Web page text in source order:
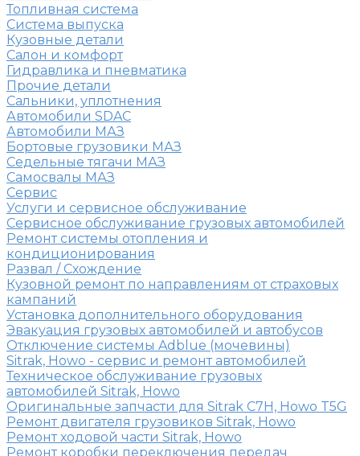
Топливная система
Система выпуска
Кузовные детали
Салон и комфорт
Гидравлика и пневматика
Прочие детали
Сальники, уплотнения
Автомобили SDAC
Автомобили МАЗ
Бортовые грузовики МАЗ
Седельные тягачи МАЗ
Самосвалы МАЗ
Сервис
Услуги и сервисное обслуживание
Сервисное обслуживание грузовых автомобилей
Ремонт системы отопления и
кондиционирования
Развал / Схождение
Кузовной ремонт по направлениям от страховых
кампаний
Установка дополнительного оборудования
Эвакуация грузовых автомобилей и автобусов
Отключение системы Adblue (мочевины)
Sitrak, Howo - сервис и ремонт автомобилей
Техническое обслуживание грузовых
автомобилей Sitrak, Howo
Оригинальные запчасти для Sitrak C7H, Howo T5G
Ремонт двигателя грузовиков Sitrak, Howo
Ремонт ходовой части Sitrak, Howo
Ремонт коробки переключения передач